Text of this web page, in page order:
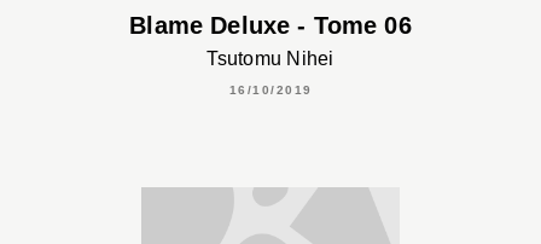
Blame Deluxe - Tome 06
Tsutomu Nihei
16/10/2019